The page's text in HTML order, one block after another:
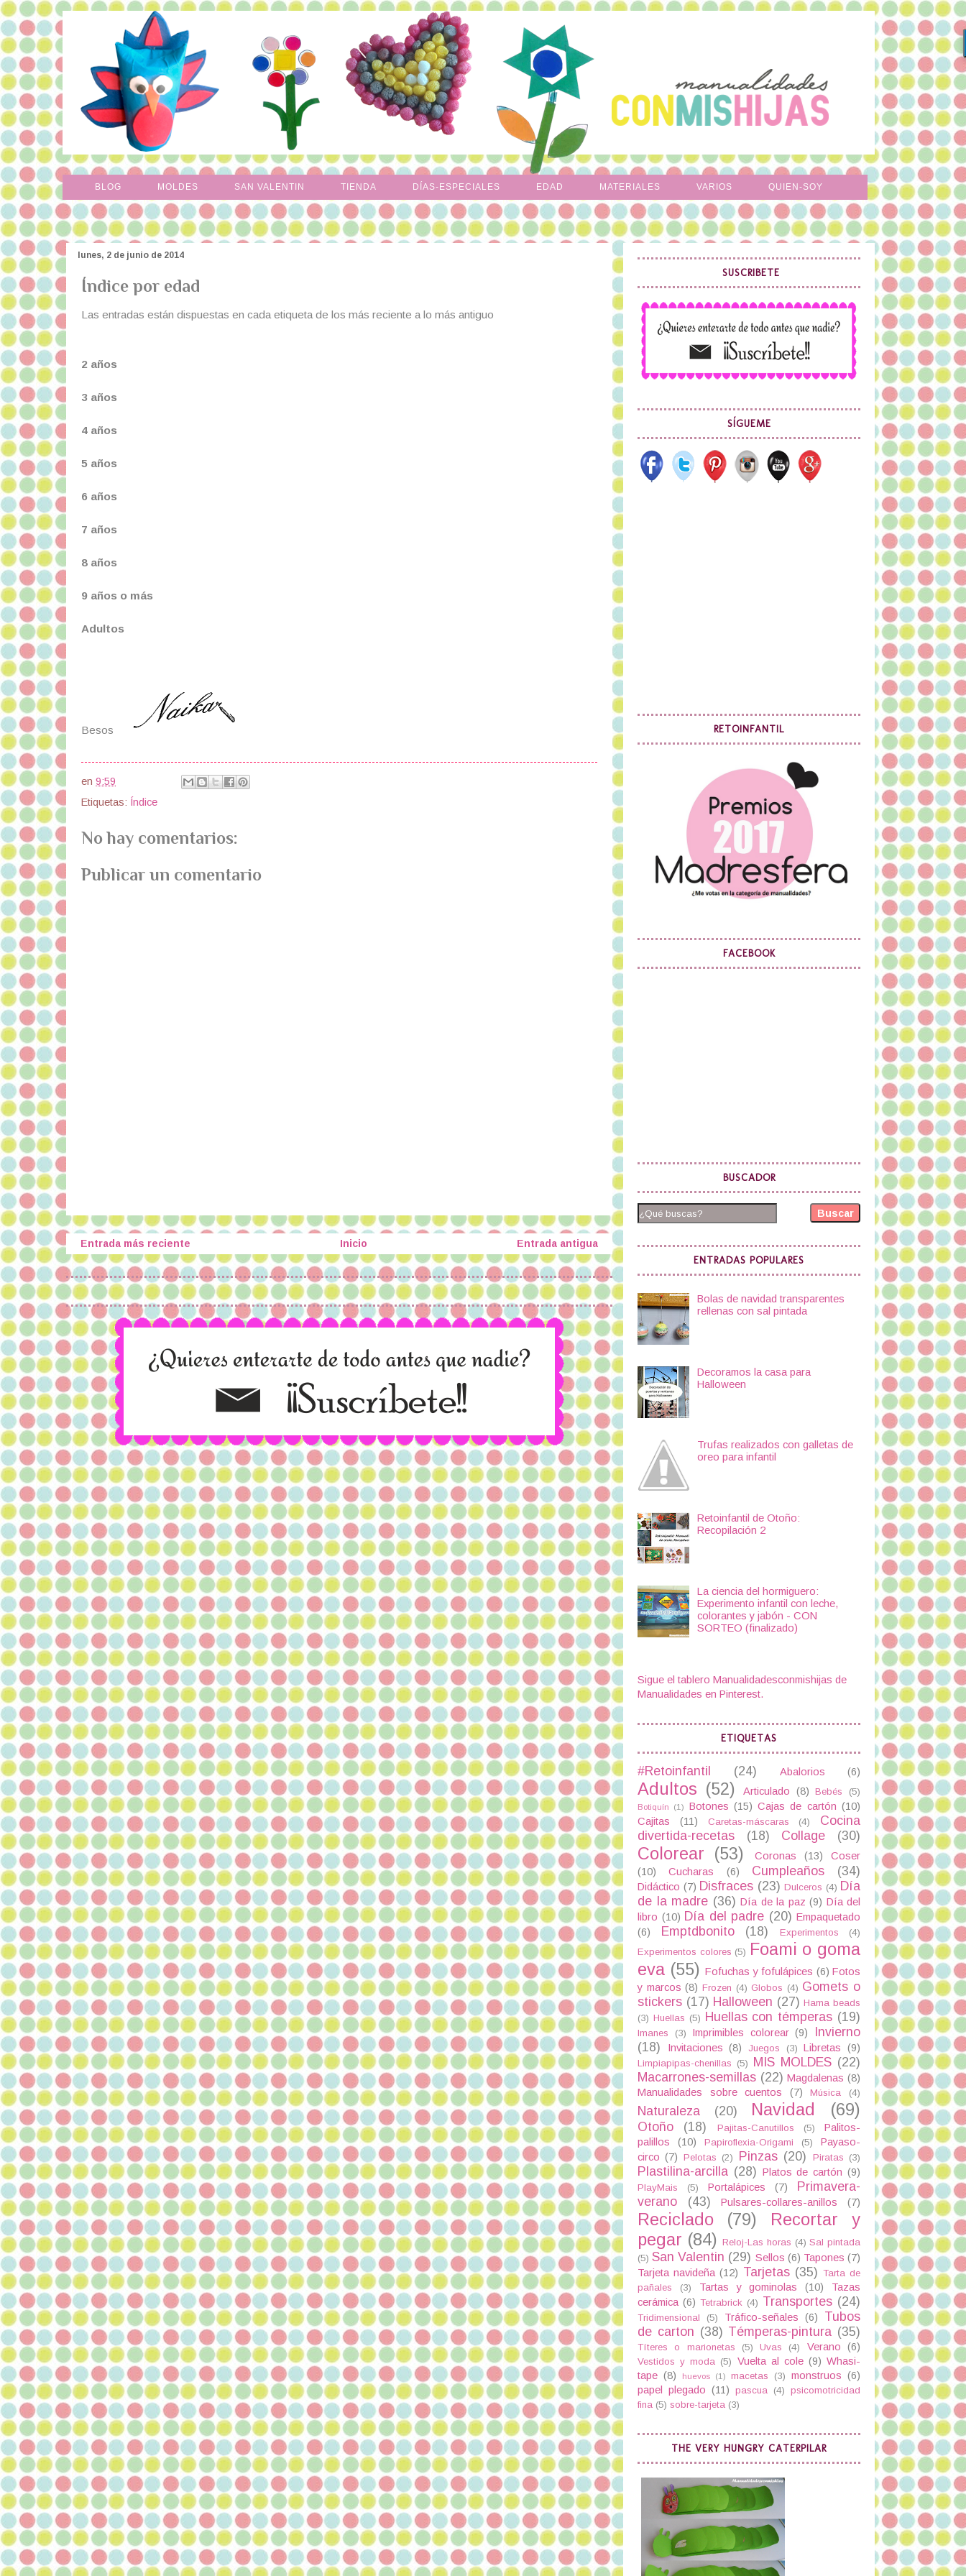
BLOG MOLDES SAN VALENTIN TIENDA DÍAS-ESPECIALES EDAD MATERIALES VARIOS QUIEN-SOY
lunes, 2 de junio de 2014
Índice por edad
Las entradas están dispuestas en cada etiqueta de los más reciente a lo más antiguo
2 años
3 años
4 años
5 años
6 años
7 años
8 años
9 años o más
Adultos
Besos
en 9:59
Etiquetas: Índice
No hay comentarios:
Publicar un comentario
Entrada más reciente Entrada antigua
Inicio
SUSCRIBETE
SÍGUEME
RETOINFANTIL
FACEBOOK
BUSCADOR
Buscar
ENTRADAS POPULARES
Bolas de navidad transparentes
rellenas con sal pintada
Decoramos la casa para
Halloween
Trufas realizados con galletas de
oreo para infantil
Retoinfantil de Otoño:
Recopilación 2
La ciencia del hormiguero:
Experimento infantil con leche,
colorantes y jabón - CON
SORTEO (finalizado)
Sigue el tablero Manualidadesconmishijas de
Manualidades en Pinterest.
ETIQUETAS
#Retoinfantil (24) Abalorios (6)
Adultos (52) Articulado (8) Bebés (5)
Botiquín (1) Botones (15) Cajas de cartón (10)
Cajitas
(11) Caretas-máscaras (4)
Cocina
divertida-recetas
(18) Collage (30)
Colorear (53) Coronas (13)
Coser
(10)
Cucharas (6) Cumpleaños (34)
Didáctico (7) Disfraces (23) Dulceros (4) Día
de la madre (36) Día de la paz (9) Día del
libro (10) Día del padre (20) Empaquetado
(6)
Emptdbonito (18) Experimentos
(4)
Experimentos colores (5) Foami o goma
eva (55) Fofuchas y fofulápices (6) Fotos
y marcos (8) Frozen (4) Globos (4) Gomets o
stickers (17) Halloween (27) Hama beads
(3) Huellas (5) Huellas con témperas (19)
Imanes (3) Imprimibles colorear (9)
Invierno
(18)
Invitaciones (8) Juegos (3) Libretas (9)
Limpiapipas-chenillas (5) MIS MOLDES (22)
Macarrones-semillas (22) Magdalenas (8)
Manualidades sobre cuentos
(7) Música (4)
Naturaleza (20) Navidad (69)
Otoño (18) Pajitas-Canutillos (5)
Palitos-
palillos
(10) Papiroflexia-Origami (5)
Payaso-
circo (7) Pelotas (2) Pinzas (20) Piratas (3)
Plastilina-arcilla (28) Platos de cartón (9)
PlayMais (5) Portalápices (7)
Primavera-
verano
(43) Pulsares-collares-anillos (7)
Reciclado (79)
Recortar y
pegar (84) Reloj-Las horas (4) Sal pintada
(5) San Valentin (29) Sellos (6) Tapones (7)
Tarjeta navideña (12) Tarjetas (35) Tarta de
pañales
(3) Tartas y gominolas (10)
Tazas
cerámica (6) Tetrabrick (4) Transportes (24)
Tridimensional (5) Tráfico-señales (6)
Tubos
de carton (38) Témperas-pintura (35)
Títeres o marionetas (5) Uvas (4) Verano (6)
Vestidos y moda (5) Vuelta al cole (9) Whasi-
tape (8) huevos (1) macetas (3) monstruos (6)
papel plegado (11) pascua (4) psicomotricidad
fina (5) sobre-tarjeta (3)
THE VERY HUNGRY CATERPILAR